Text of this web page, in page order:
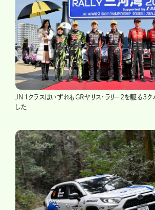
JN1クラスはいずれもGRヤリス・ラリー2を駆る3
した